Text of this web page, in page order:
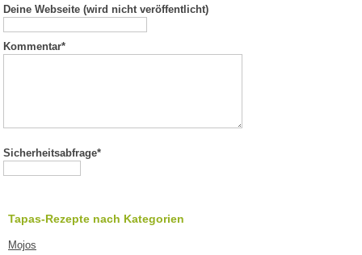
Deine Webseite (wird nicht veröffentlicht)
Kommentar*
Sicherheitsabfrage*
Tapas-Rezepte nach Kategorien
Mojos